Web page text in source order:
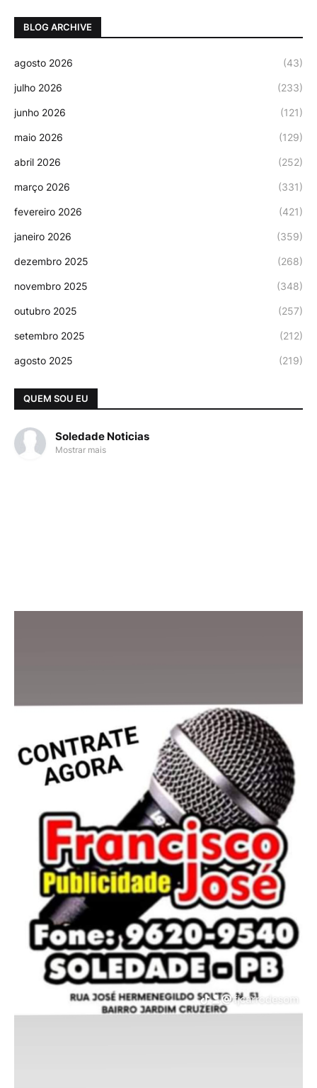
BLOG ARCHIVE
agosto 2026 (43)
julho 2026 (233)
junho 2026 (121)
maio 2026 (129)
abril 2026 (252)
março 2026 (331)
fevereiro 2026 (421)
janeiro 2026 (359)
dezembro 2025 (268)
novembro 2025 (348)
outubro 2025 (257)
setembro 2025 (212)
agosto 2025 (219)
QUEM SOU EU
Soledade Noticias
Mostrar mais